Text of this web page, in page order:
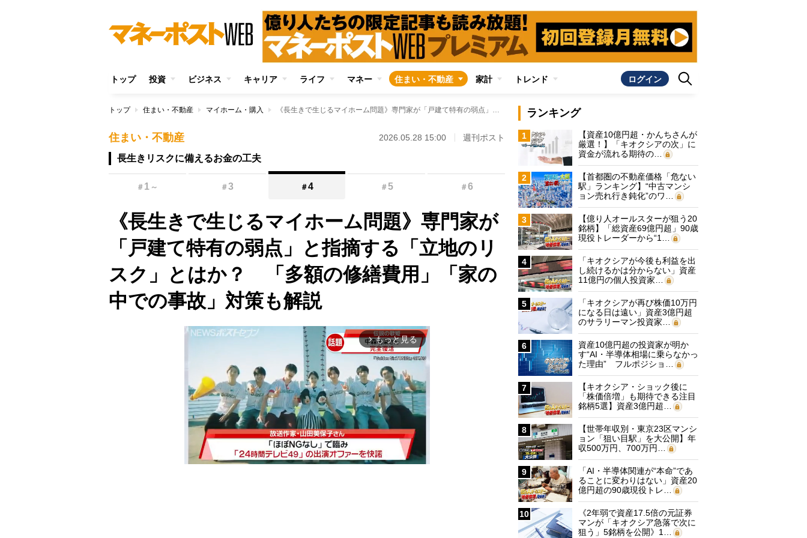
トップ 投資 ビジネス キャリア ライフ マネー 住まい・不動産 家計 トレンド ログイン
トップ 住まい・不動産 マイホーム・購入 《長生きで生じるマイホーム問題》専門家が「戸建て特有の弱点」と指摘する「立地のリスク」とはか？ 「多額の修繕費用」「家の中での事故」対策も解説
住まい・不動産 2026.05.28 15:00 週刊ポスト
長生きリスクに備えるお金の工夫
＃ 1 ～ ＃3 ＃4 ＃5 ＃6
《長生きで生じるマイホーム問題》専門家が
「戸建て特有の弱点」と指摘する「立地のリ
スク」とはか？ 「多額の修繕費用」「家の
中での事故」対策も解説
arrow_forward_ios もっと見る
ランキング
1
【資産10億円超・かんちさんが
厳選！】「キオクシアの次」に
資金が流れる期待の…
2
【首都圏の不動産価格「危ない
駅」ランキング】“中古マンシ
ョン売れ行き鈍化”のワ…
3
【億り人オールスターが狙う20
銘柄】「総資産69億円超」90歳
現役トレーダーから“1…
4
「キオクシアが今後も利益を出
し続けるかは分からない」資産
11億円の個人投資家…
5
「キオクシアが再び株価10万円
になる日は遠い」資産3億円超
のサラリーマン投資家…
6
資産10億円超の投資家が明か
す“AI・半導体相場に乗らなかっ
た理由” フルポジショ…
7
【キオクシア・ショック後に
「株価倍増」も期待できる注目
銘柄5選】資産3億円超…
8
【世帯年収別・東京23区マンシ
ョン「狙い目駅」を大公開】年
収500万円、700万円…
9
「AI・半導体関連が“本命”であ
ることに変わりはない」資産20
億円超の90歳現役トレ…
10
《2年弱で資産17.5倍の元証券
マンが「キオクシア急落で次に
狙う」5銘柄を公開》1…